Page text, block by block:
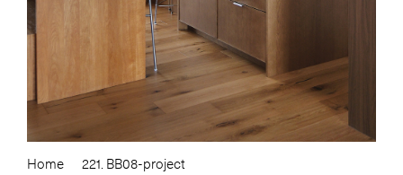
Home 221. BB08-project